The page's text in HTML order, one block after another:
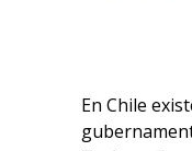
En Chile